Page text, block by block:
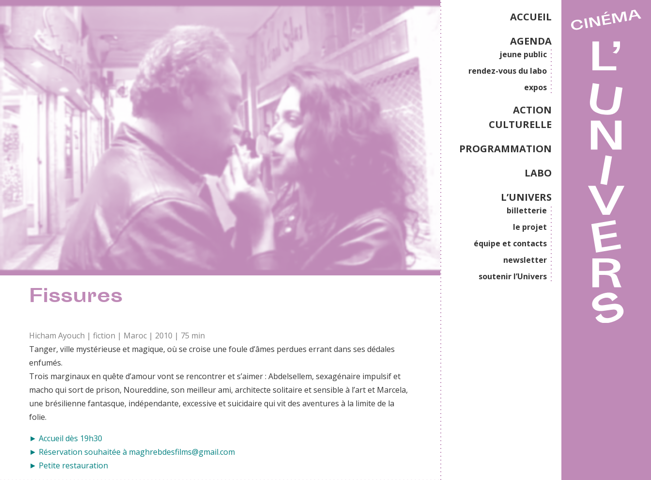
ACCUEIL
AGENDA
jeune public
rendez-vous du labo
expos
ACTION
CULTURELLE
PROGRAMMATION
LABO
L’UNIVERS
billetterie
le projet
équipe et contacts
newsletter
soutenir l’Univers
Fissures
Hicham Ayouch | fiction | Maroc | 2010 | 75 min
Tanger, ville mystérieuse et magique, où se croise une foule d’âmes perdues errant dans ses dédales
enfumés.
Trois marginaux en quête d’amour vont se rencontrer et s’aimer : Abdelsellem, sexagénaire impulsif et
macho qui sort de prison, Noureddine, son meilleur ami, architecte solitaire et sensible à l’art et Marcela,
une brésilienne fantasque, indépendante, excessive et suicidaire qui vit des aventures à la limite de la
folie.
► Accueil dès 19h30
► Réservation souhaitée à maghrebdesfilms@gmail.com
► Petite restauration